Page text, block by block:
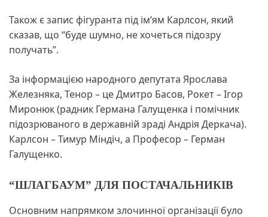
Також є запис фігуранта під ім’ям Карлсон, який
сказав, що “буде шумно, не хочеться підозру
получать”.
За інформацією народного депутата Ярослава
Железняка, Тенор – це Дмитро Басов, Рокет – Ігор
Миронюк (радник Германа Галущенка і помічник
підозрюваного в державній зраді Андрія Деркача).
Карлсон – Тимур Міндіч, а Професор – Герман
Галущенко.
“ШЛАГБАУМ” ДЛЯ ПОСТАЧАЛЬНИКІВ
Основним напрямком злочинної організації було